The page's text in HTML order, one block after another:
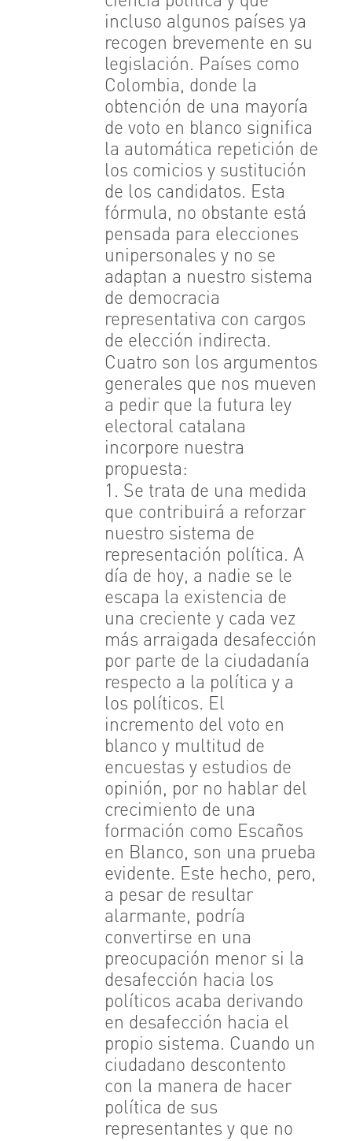
incluso algunos países ya
recogen brevemente en su
legislación. Países como
Colombia, donde la
obtención de una mayoría
de voto en blanco significa
la automática repetición de
los comicios y sustitución
de los candidatos. Esta
fórmula, no obstante está
pensada para elecciones
unipersonales y no se
adaptan a nuestro sistema
de democracia
representativa con cargos
de elección indirecta.
Cuatro son los argumentos
generales que nos mueven
a pedir que la futura ley
electoral catalana
incorpore nuestra
propuesta:
1. Se trata de una medida
que contribuirá a reforzar
nuestro sistema de
representación política. A
día de hoy, a nadie se le
escapa la existencia de
una creciente y cada vez
más arraigada desafección
por parte de la ciudadanía
respecto a la política y a
los políticos. El
incremento del voto en
blanco y multitud de
encuestas y estudios de
opinión, por no hablar del
crecimiento de una
formación como Escaños
en Blanco, son una prueba
evidente. Este hecho, pero,
a pesar de resultar
alarmante, podría
convertirse en una
preocupación menor si la
desafección hacia los
políticos acaba derivando
en desafección hacia el
propio sistema. Cuando un
ciudadano descontento
con la manera de hacer
política de sus
representantes y que no